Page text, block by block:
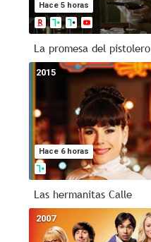
Hace 5 horas
La promesa del pistolero
Hace 6 horas
2015
Las hermanitas Calle
2007